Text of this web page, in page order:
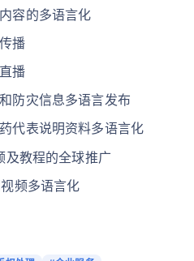
容的多语言化
播
播
防灾信息多语言发布
代表说明资料多语言化
及教程的全球推广
频多语言化